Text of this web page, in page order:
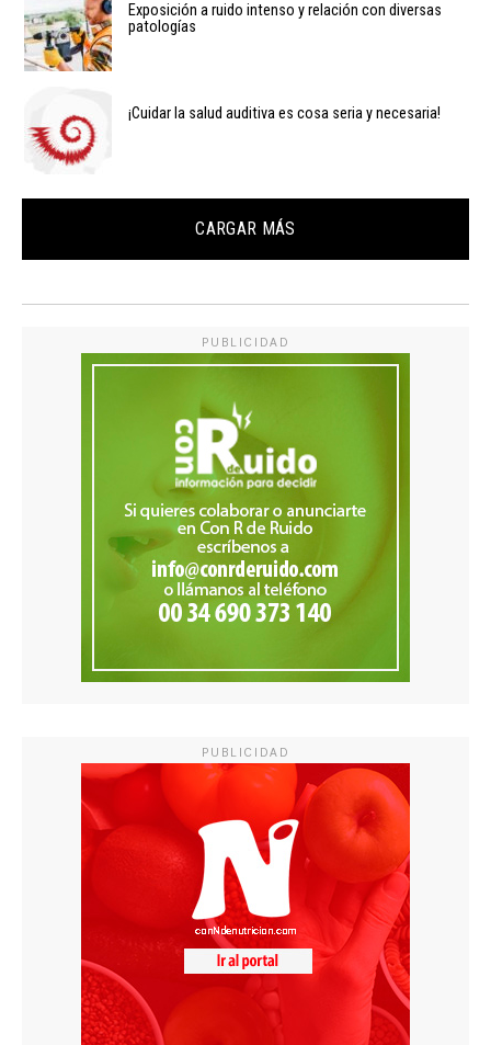
Exposición a ruido intenso y relación con diversas
patologías
¡Cuidar la salud auditiva es cosa seria y necesaria!
CARGAR MÁS
PUBLICIDAD
PUBLICIDAD